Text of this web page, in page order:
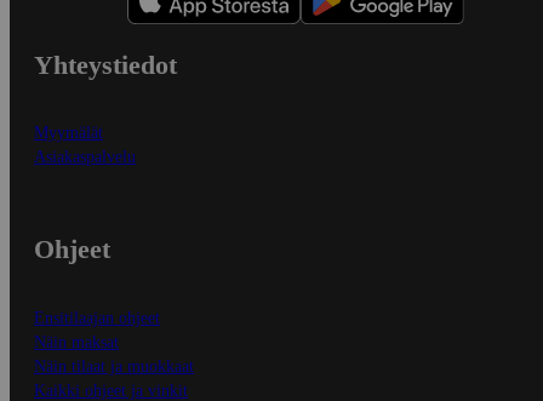
Yhteystiedot
Myymälät
Asiakaspalvelu
Ohjeet
Ensitilaajan ohjeet
Näin maksat
Näin tilaat ja muokkaat
Kaikki ohjeet ja vinkit